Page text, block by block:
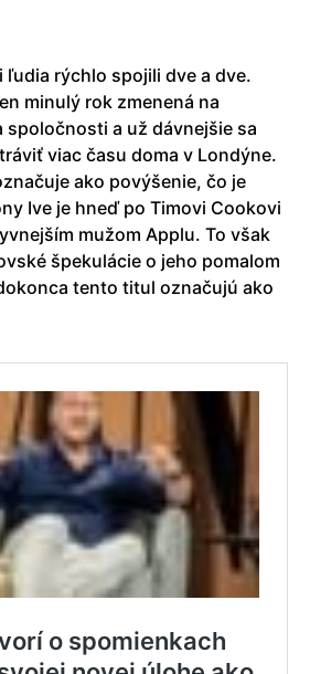
rýchlo spojili dve a dve.
minulý rok zmenená na
spoločnosti a už dávnejšie sa
viac času doma v Londýne.
ako povýšenie, čo je
Ive je hneď po Timovi Cookovi
mužom Applu. To však
špekulácie o jeho pomalom
tento titul označujú ako